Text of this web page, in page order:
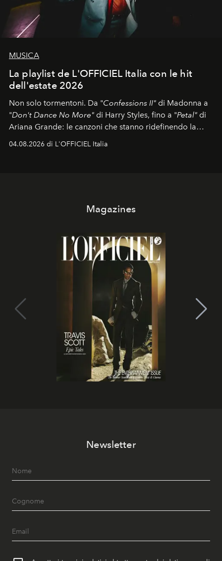
MUSICA
La playlist de L'OFFICIEL Italia con le hit
dell'estate 2026
Non solo tormentoni. Da "Confessions II" di Madonna a
"Don't Dance No More" di Harry Styles, fino a "Petal" di
Ariana Grande: le canzoni che stanno ridefinendo la
colonna sonora della stagione.
04.08.2026 di L'OFFICIEL Italia
Magazines
Newsletter